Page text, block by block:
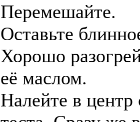
Перемешайте.
Оставьте
Хорошо
её маслом.
Налейте в